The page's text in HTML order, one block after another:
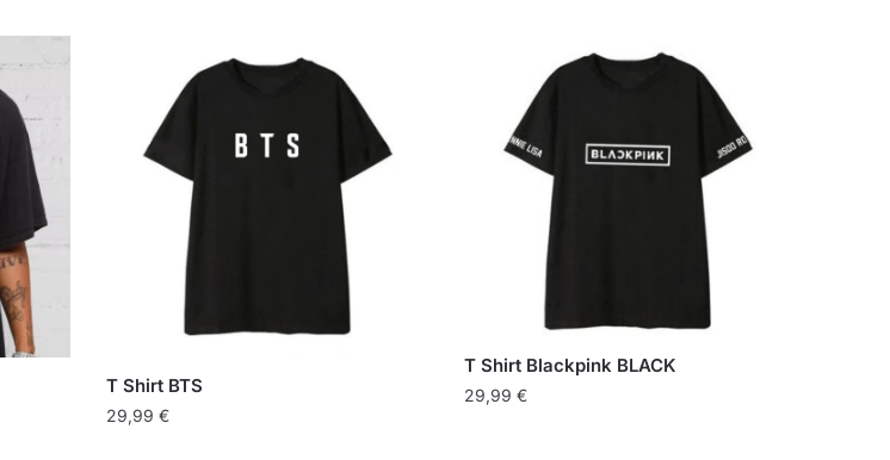
T Shirt BTS
29,99 €
T Shirt Blackpink BLACK
29,99 €